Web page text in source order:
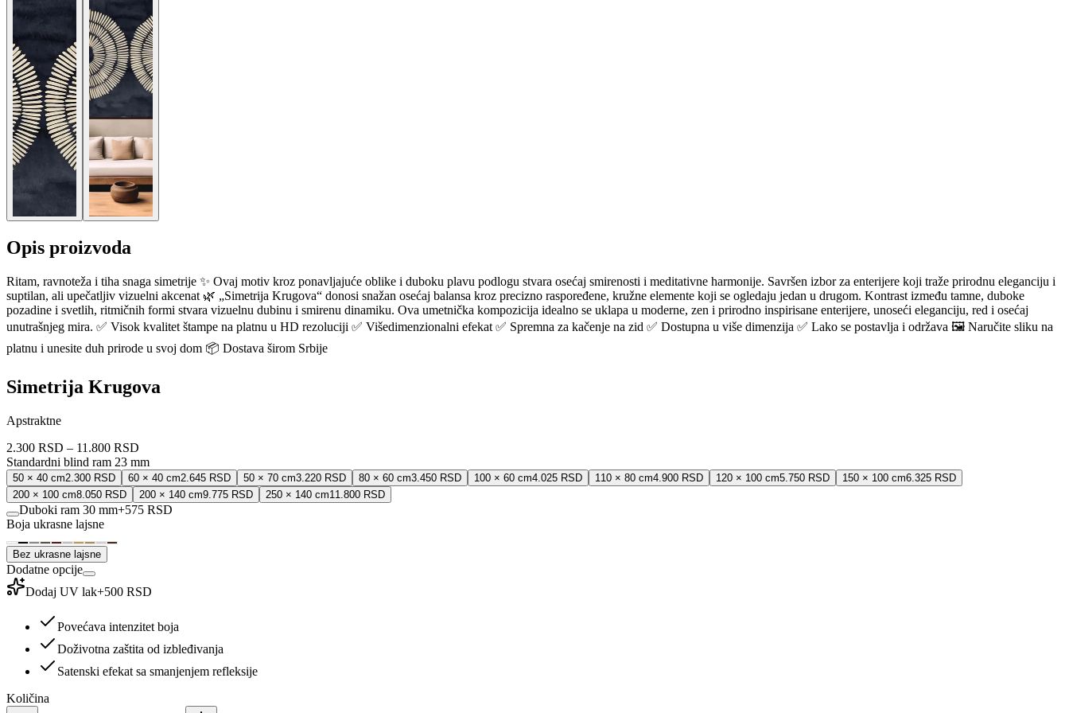
Opis proizvoda
Ritam, ravnoteža i tiha snaga simetrije ✨ Ovaj motiv kroz ponavljajuće oblike i duboku plavu podlogu stvara osećaj smirenosti i meditativne harmonije. Savršen izbor za enterijere koji traže prirodnu eleganciju i
suptilan, ali upečatljiv vizuelni akcenat 🌿 „Simetrija Krugova“ donosi snažan osećaj balansa kroz precizno raspoređene, kružne elemente koji se ogledaju jedan u drugom. Kontrast između tamne, duboke
pozadine i svetlih, ritmičnih formi stvara vizuelnu dubinu i smirenu dinamiku. Ova umetnička kompozicija idealno se uklapa u moderne, zen i prirodno inspirisane enterijere, unoseći eleganciju, red i osećaj
unutrašnjeg mira. ✅ Visok kvalitet štampe na platnu u HD rezoluciji ✅ Višedimenzionalni efekat ✅ Spremna za kačenje na zid ✅ Dostupna u više dimenzija ✅ Lako se postavlja i održava 🖼️ Naručite sliku na
platnu i unesite duh prirode u svoj dom 📦 Dostava širom Srbije
Simetrija Krugova
Apstraktne
2.300 RSD – 11.800 RSD
Standardni blind ram 23 mm
50 × 40 cm2.300 RSD 60 × 40 cm2.645 RSD 50 × 70 cm3.220 RSD 80 × 60 cm3.450 RSD 100 × 60 cm4.025 RSD 110 × 80 cm4.900 RSD 120 × 100 cm5.750 RSD 150 × 100 cm6.325 RSD
200 × 100 cm8.050 RSD 200 × 140 cm9.775 RSD 250 × 140 cm11.800 RSD
Duboki ram 30 mm+575 RSD
Boja ukrasne lajsne
Bez ukrasne lajsne
Dodatne opcije
Dodaj UV lak+500 RSD
Povećava intenzitet boja
Doživotna zaštita od izbleđivanja
Satenski efekat sa smanjenjem refleksije
Količina